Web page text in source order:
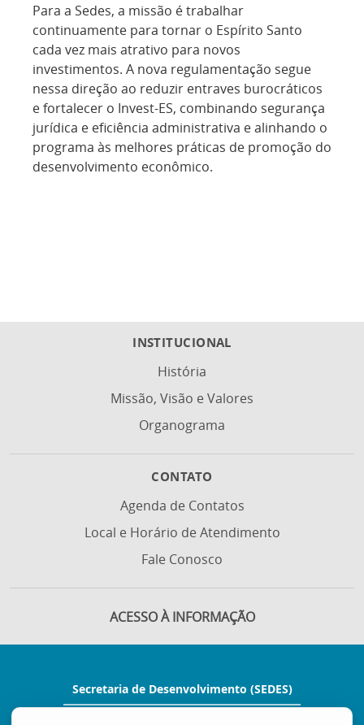
Para a Sedes, a missão é trabalhar
continuamente para tornar o Espírito Santo
cada vez mais atrativo para novos
investimentos. A nova regulamentação segue
nessa direção ao reduzir entraves burocráticos
e fortalecer o Invest-ES, combinando segurança
jurídica e eficiência administrativa e alinhando o
programa às melhores práticas de promoção do
desenvolvimento econômico.
INSTITUCIONAL
História
Missão, Visão e Valores
Organograma
CONTATO
Agenda de Contatos
Local e Horário de Atendimento
Fale Conosco
ACESSO À INFORMAÇÃO
Secretaria de Desenvolvimento (SEDES)